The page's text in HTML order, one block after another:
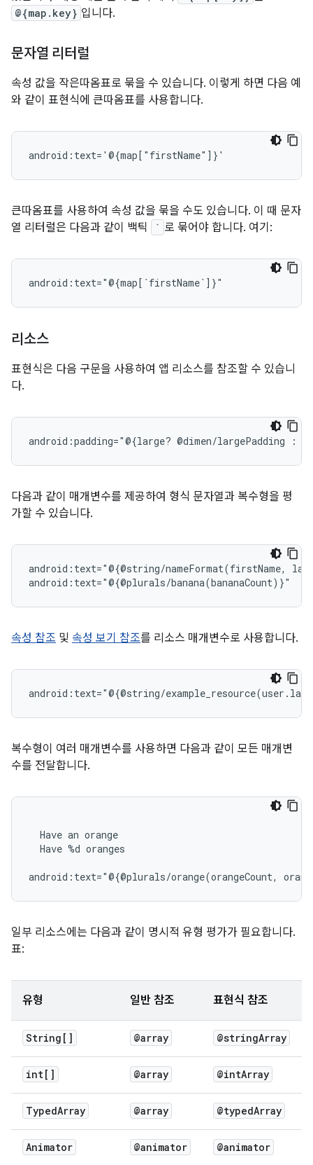
@{map.key} 입니다.
문자열 리터럴
속성 값을 작은따옴표로 묶을 수 있습니다. 이렇게 하면 다음 예
와 같이 표현식에 큰따옴표를 사용합니다.
큰따옴표를 사용하여 속성 값을 묶을 수도 있습니다. 이 때 문자
열 리터럴은 다음과 같이 백틱
` 로 묶어야 합니다. 여기:
리소스
표현식은 다음 구문을 사용하여 앱 리소스를 참조할 수 있습니
다.
android:padding="@{large? @dimen/largePadding :
다음과 같이 매개변수를 제공하여 형식 문자열과 복수형을 평
가할 수 있습니다.
android:text="@{@string/nameFormat(firstName,
속성 참조 및 속성 보기 참조를 리소스 매개변수로 사용합니다.
android:text="@{@string/
복수형이 여러 매개변수를 사용하면 다음과 같이 모든 매개변
수를 전달합니다.
Have an
Have %d oranges
android:text="@{@plurals/orange(orangeCount,
일부 리소스에는 다음과 같이 명시적 유형 평가가 필요합니다.
표:
유형 일반 참조 표현식 참조
String[] @array @stringArray
int[] @array @intArray
TypedArray @array @typedArray
Animator @animator @animator